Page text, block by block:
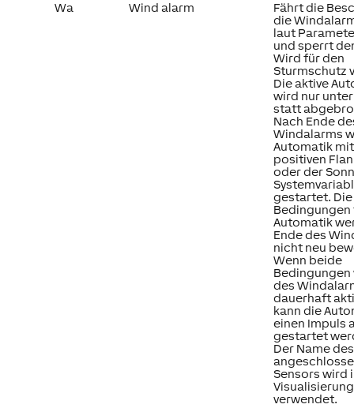
Wa
Wind alarm
Fährt die
die
laut
und sperrt
Wird für den
Sturmschutz
Die aktive
wird nur
statt
Nach Ende
Windalarms
Automatik
positiven
oder der
gestartet. Die
Bedingungen
Automatik
Ende des
nicht neu
Wenn beide
Bedingungen
des
dauerhaft
kann die
einen Impuls
gestartet
Der Name des
Sensors wird
Visualisierung
verwendet.